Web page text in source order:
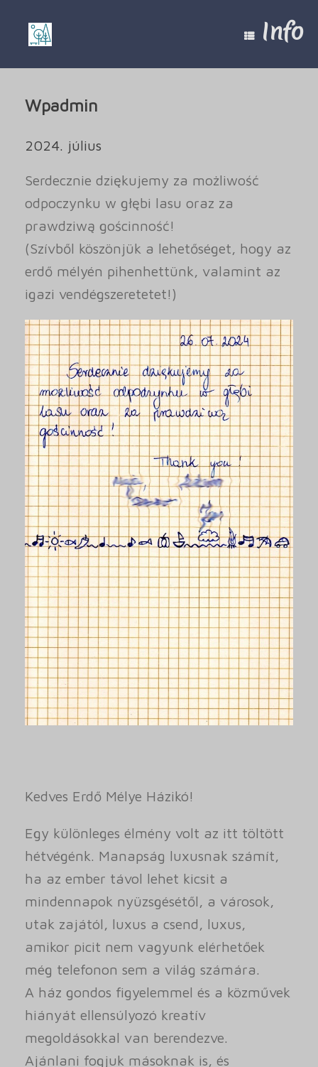
Info
Wpadmin
2024. július
Serdecznie dziękujemy za możliwość
odpoczynku w głębi lasu oraz za
prawdziwą gościnność!
(Szívből köszönjük a lehetőséget, hogy az
erdő mélyén pihenhettünk, valamint az
igazi vendégszeretetet!)
Kedves Erdő Mélye Házikó!
Egy különleges élmény volt az itt töltött
hétvégénk. Manapság luxusnak számít,
ha az ember távol lehet kicsit a
mindennapok nyüzsgésétől, a városok,
utak zajától, luxus a csend, luxus,
amikor picit nem vagyunk elérhetőek
még telefonon sem a világ számára.
A ház gondos figyelemmel és a közművek
hiányát ellensúlyozó kreatív
megoldásokkal van berendezve.
Ajánlani fogjuk másoknak is, és